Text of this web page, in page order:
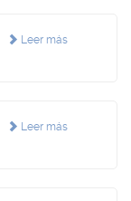
Leer más
Leer más